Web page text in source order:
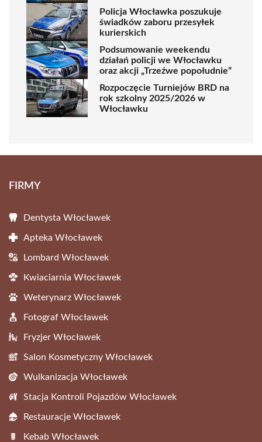
Policja Włocławka poszukuje
świadków zaboru przesyłek
kurierskich
Podsumowanie weekendu
działań policji we Włocławku
oraz akcji „Trzeźwe popołudnie”
Rozpoczęcie Turniejów BRD na
rok szkolny 2025/2026 w
Włocławku
FIRMY
Dentysta Włocławek
Apteka Włocławek
Lombard Włocławek
Kwiaciarnia Włocławek
Weterynarz Włocławek
Fotograf Włocławek
Fryzjer Włocławek
Salon Kosmetyczny Włocławek
Wulkanizacja Włocławek
Stacja Kontroli Pojazdów Włocławek
Restauracje Włocławek
Kebab Włocławek